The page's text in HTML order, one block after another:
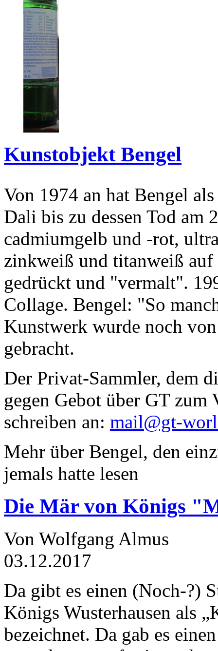
Kunstobjekt Bengel
Von 1974 an hat Bengel
Dali bis zu dessen Tod am
cadmiumgelb und -rot,
zinkweiß und titanweiß
gedrückt und "vermalt".
Collage. Bengel: "So
Kunstwerk wurde noch
gebracht.
Der Privat-Sammler, dem
gegen Gebot über GT zum
schreiben an: mail@gt-
Mehr über Bengel, den
jemals hatte lesen
Die Mär von Königs
Von Wolfgang Almus
03.12.2017
Da gibt es einen (Noch-?)
Königs Wusterhausen als
bezeichnet. Da gab es